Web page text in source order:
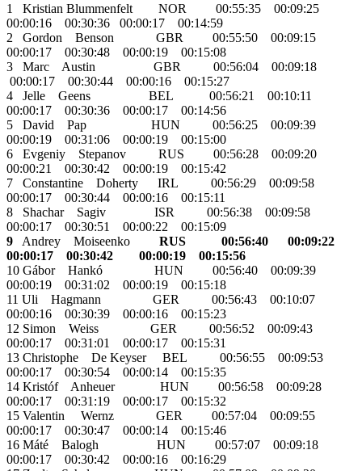
1 Kristian Blummenfelt NOR 00:55:35 00:09:25
00:00:16 00:30:36 00:00:17 00:14:59
2 Gordon Benson GBR 00:55:50 00:09:15
00:00:17 00:30:48 00:00:19 00:15:08
3 Marc Austin GBR 00:56:04 00:09:18
00:00:17 00:30:44 00:00:16 00:15:27
4 Jelle Geens BEL 00:56:21 00:10:11
00:00:17 00:30:36 00:00:17 00:14:56
5 David Pap HUN 00:56:25 00:09:39
00:00:19 00:31:06 00:00:19 00:15:00
6 Evgeniy Stepanov RUS 00:56:28 00:09:20
00:00:21 00:30:42 00:00:19 00:15:42
7 Constantine Doherty IRL 00:56:29 00:09:58
00:00:17 00:30:44 00:00:16 00:15:11
8 Shachar Sagiv ISR 00:56:38 00:09:58
00:00:17 00:30:51 00:00:22 00:15:09
9 Andrey Moiseenko RUS 00:56:40 00:09:22
00:00:17 00:30:42 00:00:19 00:15:56
10 Gábor Hankó HUN 00:56:40 00:09:39
00:00:19 00:31:02 00:00:19 00:15:18
11 Uli Hagmann GER 00:56:43 00:10:07
00:00:16 00:30:39 00:00:16 00:15:23
12 Simon Weiss GER 00:56:52 00:09:43
00:00:17 00:31:01 00:00:17 00:15:31
13 Christophe De Keyser BEL 00:56:55 00:09:53
00:00:17 00:30:54 00:00:14 00:15:35
14 Kristóf Anheuer HUN 00:56:58 00:09:28
00:00:17 00:31:19 00:00:17 00:15:32
15 Valentin Wernz GER 00:57:04 00:09:55
00:00:17 00:30:47 00:00:14 00:15:46
16 Máté Balogh HUN 00:57:07 00:09:18
00:00:17 00:30:42 00:00:16 00:16:29